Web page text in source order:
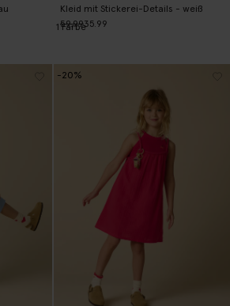
Kleid mit Stickerei-Details - weiß
59.9935.99
1Farbe
-20%